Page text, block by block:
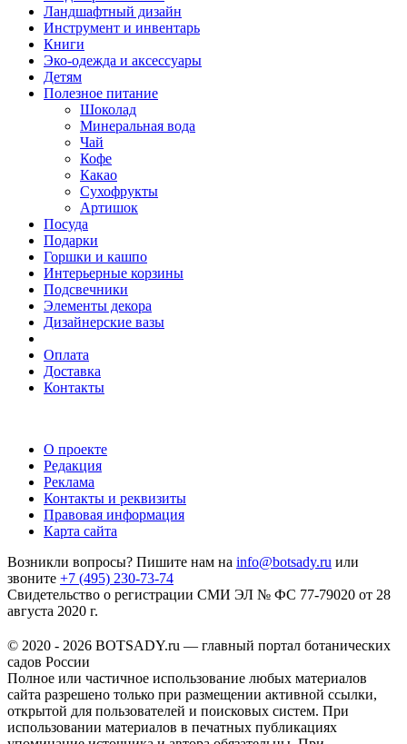
Ландшафтный дизайн
Инструмент и инвентарь
Книги
Эко-одежда и аксессуары
Детям
Полезное питание
Шоколад
Минеральная вода
Чай
Кофе
Какао
Сухофрукты
Артишок
Посуда
Подарки
Горшки и кашпо
Интерьерные корзины
Подсвечники
Элементы декора
Дизайнерские вазы
Оплата
Доставка
Контакты
О проекте
Редакция
Реклама
Контакты и реквизиты
Правовая информация
Карта сайта
Возникли вопросы? Пишите нам на info@botsady.ru или
звоните +7 (495) 230-73-74
Свидетельство о регистрации СМИ ЭЛ № ФС 77-79020 от 28
августа 2020 г.
© 2020 - 2026 BOTSADY.ru — главный портал ботанических
садов России
Полное или частичное использование любых материалов
сайта разрешено только при размещении активной ссылки,
открытой для пользователей и поисковых систем. При
использовании материалов в печатных публикациях